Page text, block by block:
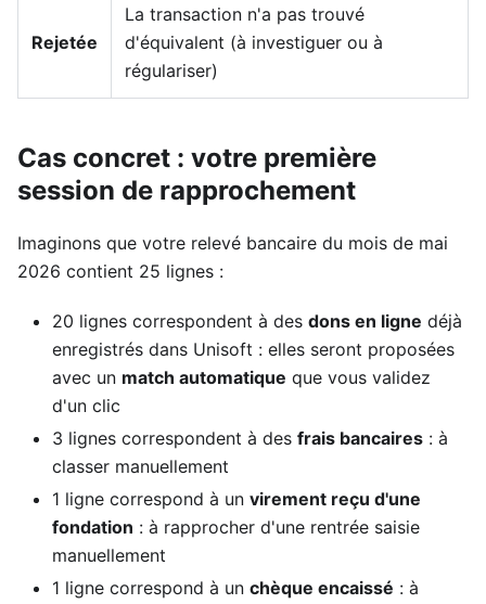
Rejetée
La transaction n'a pas trouvé
d'équivalent (à investiguer ou à
régulariser)
Cas concret : votre première
session de rapprochement
Imaginons que votre relevé bancaire du mois de mai
2026 contient 25 lignes :
20 lignes correspondent à des dons en ligne déjà
enregistrés dans Unisoft : elles seront proposées
avec un match automatique que vous validez
d'un clic
3 lignes correspondent à des frais bancaires : à
classer manuellement
1 ligne correspond à un virement reçu d'une
fondation : à rapprocher d'une rentrée saisie
manuellement
1 ligne correspond à un chèque encaissé : à